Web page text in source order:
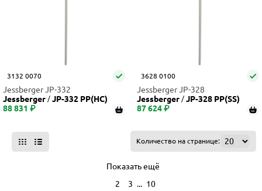
3132 0070
Jessberger JP-332
Jessberger
JP-332 PP(НС)
88 831 ₽
3628 0100
Jessberger JP-328
Jessberger
JP-328 PP(SS)
87 624 ₽
Показать ещё
2 3 ... 10
Количество на странице: